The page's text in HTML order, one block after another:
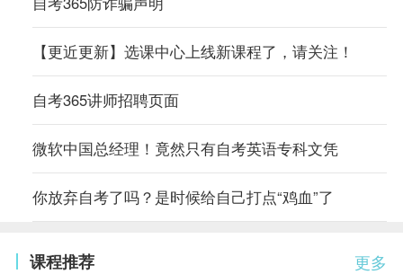
【更近更新】选课中心上线新课程了，请关注！
自考365讲师招聘页面
微软中国总经理！竟然只有自考英语专科文凭
你放弃自考了吗？是时候给自己打点“鸡血”了
更多
课程推荐